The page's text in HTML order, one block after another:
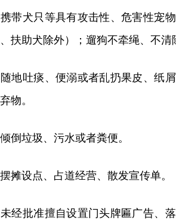
携带犬只等具有攻击性、危害性宠
扶助犬除外）；遛狗不牵绳、不清
随地吐痰、便溺或者乱扔果皮、纸
物。
倾倒垃圾、污水或者粪便。
摆摊设点、占道经营、散发宣传单。
未经批准擅自设置门头牌匾广告、